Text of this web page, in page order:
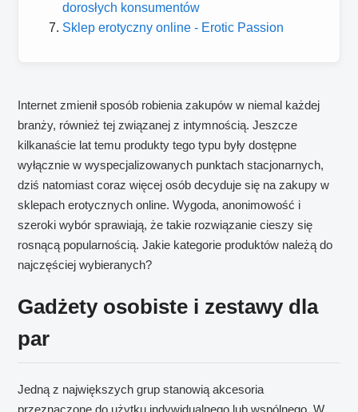
dorosłych konsumentów
Sklep erotyczny online - Erotic Passion
Internet zmienił sposób robienia zakupów w niemal każdej
branży, również tej związanej z intymnością. Jeszcze
kilkanaście lat temu produkty tego typu były dostępne
wyłącznie w wyspecjalizowanych punktach stacjonarnych,
dziś natomiast coraz więcej osób decyduje się na zakupy w
sklepach erotycznych online. Wygoda, anonimowość i
szeroki wybór sprawiają, że takie rozwiązanie cieszy się
rosnącą popularnością. Jakie kategorie produktów należą do
najczęściej wybieranych?
Gadżety osobiste i zestawy dla
par
Jedną z największych grup stanowią akcesoria